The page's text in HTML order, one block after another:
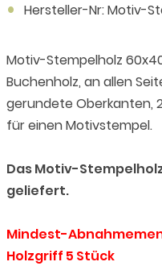
Hersteller-Nr: Motiv-
Motiv-Stempelholz
Buchenholz, an allen
gerundete Oberkanten,
für einen Motivstempel.
Das Motiv-
geliefert.
Mindest-
Holzgriff 5 Stück